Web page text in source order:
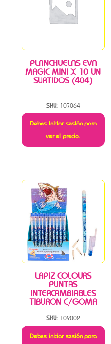
PLANCHUELAS EVA
MAGIC MINI X 10 UN
SURTIDOS (404)
SKU: 107064
Debes iniciar sesión para
ver el precio.
LAPIZ COLOURS
PUNTAS
INTERCAMBIABLES
TIBURON C/GOMA
SKU: 109002
Debes iniciar sesión para